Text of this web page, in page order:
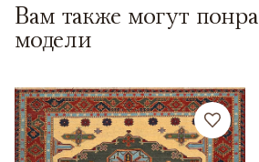
Вам также могут
модели